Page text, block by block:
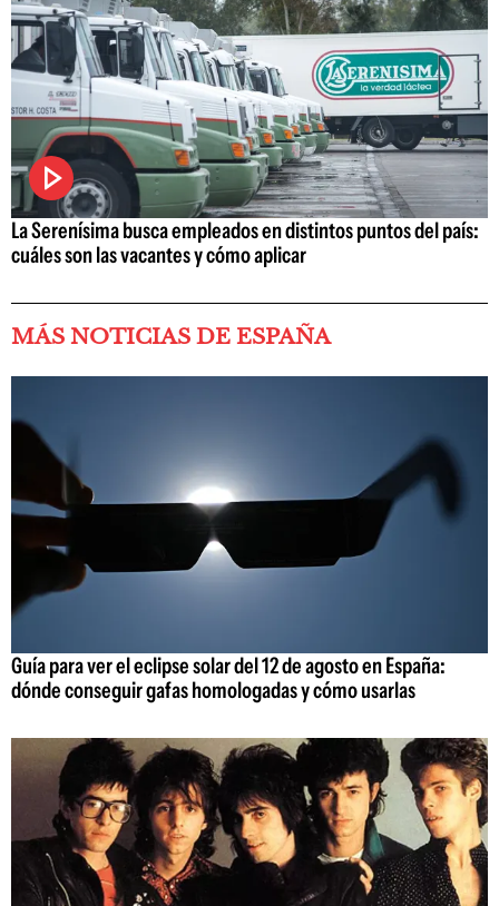
La Serenísima busca empleados en distintos puntos del país:
cuáles son las vacantes y cómo aplicar
MÁS NOTICIAS DE ESPAÑA
Guía para ver el eclipse solar del 12 de agosto en España:
dónde conseguir gafas homologadas y cómo usarlas